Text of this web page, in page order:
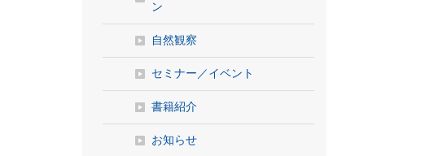
ン
自然観察
セミナー／イベント
書籍紹介
お知らせ